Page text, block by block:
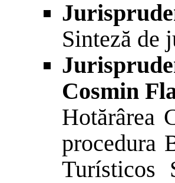
Sinteză de
Cosmin
Hotărârea
procedura
Turísticos